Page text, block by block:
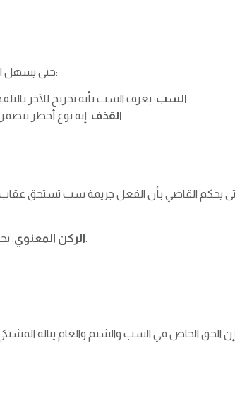
حتى يسهل الحكم في قضايا السب والشتم بشكل عادل فرق النظام السعودي بين السب والقذف بدقة، وعرفهما على النحو التالي:
السب: يعرف السب بأنه تجريح للآخر بالتلفظ بألفاظ بذيئة ومهينة للتقليل من قيمة من يوجه له الكلام، أو باللعن، ولا تتضمن الألفاظ اتهام بجريمة معينة.
القذف: إنه نوع أخطر يتضمن اتهام آخر في السر أو العلن بوقوعه في جريمة مخلة بالشرف والسمعة دون أن وجود دليل قاطع يثبت ما يقال.
الركن المعنوي: يجب أن يكون المتهم عالمًا ومدركًا بأن الكلام الذي تلفظ به إهانة تقلل من الغير وقاصدًا ومعتمدًا على فعل ذلك.
إن الحق الخاص في السب والشتم والعام يناله